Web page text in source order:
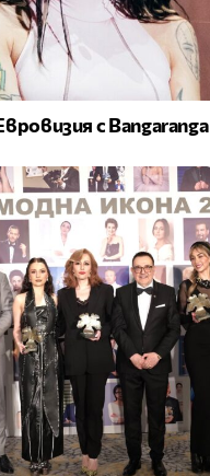
с Bangaranga